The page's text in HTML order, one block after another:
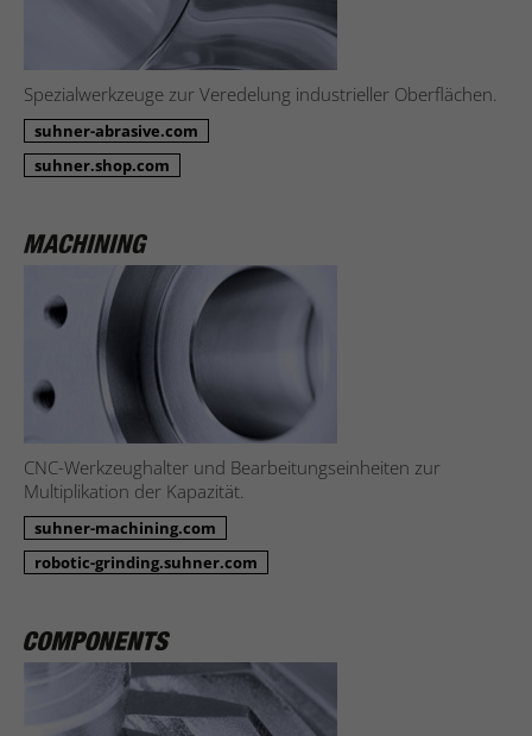
Spezialwerkzeuge zur Veredelung industrieller Oberflächen.
suhner-abrasive.com
suhner.shop.com
CNC-Werkzeughalter und Bearbeitungseinheiten zur
Multiplikation der Kapazität.
suhner-machining.com
robotic-grinding.suhner.com